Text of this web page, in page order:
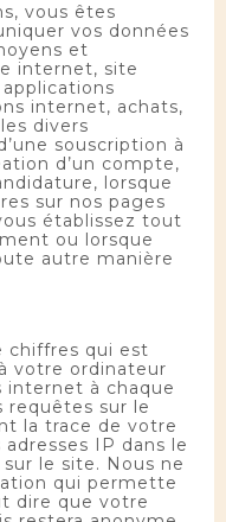
vous êtes
vos données
et
internet, site
internet, achats,
divers
souscription à
d’un compte,
lorsque
sur nos pages
établissez tout
ou lorsque
autre manière
chiffres qui est
votre ordinateur
internet à chaque
requêtes sur le
la trace de votre
IP dans le
le site. Nous ne
qui permette
dire que votre